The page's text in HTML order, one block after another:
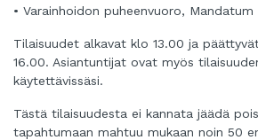
• Varainhoidon puheenvuoro, Mandatum
Tilaisuudet alkavat klo 13.00 ja
16.00. Asiantuntijat ovat myös
käytettävissäsi.
Tästä tilaisuudesta ei kannata jäädä
tapahtumaan mahtuu mukaan noin 50